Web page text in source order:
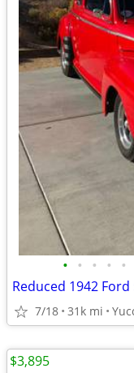
• • • • •
Reduced 1942
7/18 31k mi
$3,895